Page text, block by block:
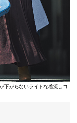
下がらないライトな着流しコ